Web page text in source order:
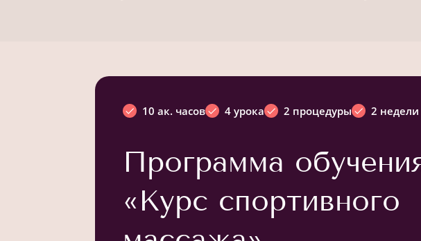
10 ак. часов 4 урока 2 процедуры 2 недели
Программа
«Курс спортивного